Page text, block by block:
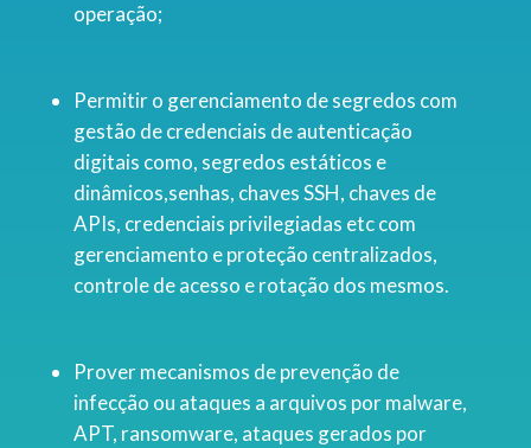
operação;
Permitir o gerenciamento de segredos com
gestão de credenciais de autenticação
digitais como, segredos estáticos e
dinâmicos,senhas, chaves SSH, chaves de
APIs, credenciais privilegiadas etc com
gerenciamento e proteção centralizados,
controle de acesso e rotação dos mesmos.
Prover mecanismos de prevenção de
infecção ou ataques a arquivos por malware,
APT, ransomware, ataques gerados por